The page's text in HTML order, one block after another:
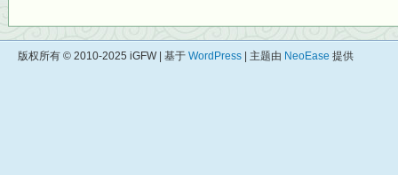
版权所有 © 2010-2025 iGFW | 基于 WordPress | 主题由 NeoEase 提供